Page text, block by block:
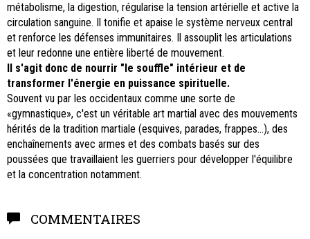
métabolisme, la digestion, régularise la tension artérielle et active la
circulation sanguine. Il tonifie et apaise le système nerveux central
et renforce les défenses immunitaires. Il assouplit les articulations
et leur redonne une entière liberté de mouvement.
Il s'agit donc de nourrir "le souffle" intérieur et de
transformer l'énergie en puissance spirituelle.
Souvent vu par les occidentaux comme une sorte de
«gymnastique», c'est un véritable art martial avec des mouvements
hérités de la tradition martiale (esquives, parades, frappes…), des
enchaînements avec armes et des combats basés sur des
poussées que travaillaient les guerriers pour développer l'équilibre
et la concentration notamment.
COMMENTAIRES